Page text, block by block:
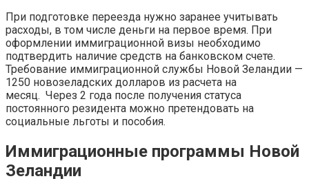
При подготовке переезда нужно заранее учитывать
расходы, в том числе деньги на первое время. При
оформлении иммиграционной визы необходимо
подтвердить наличие средств на банковском счете.
Требование иммиграционной службы Новой Зеландии —
1250 новозеладских долларов из расчета на
месяц. Через 2 года после получения статуса
постоянного резидента можно претендовать на
социальные льготы и пособия.
Иммиграционные программы Новой
Зеландии